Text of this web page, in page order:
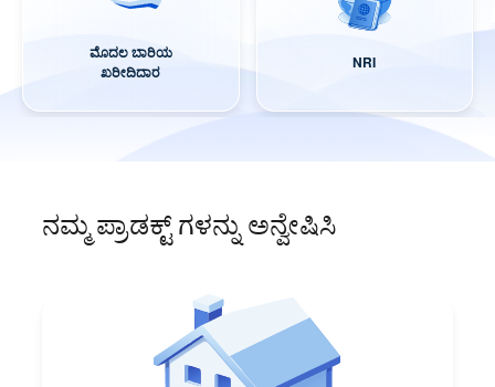
ಮೊದಲ ಬಾರಿಯ
ಖರೀದಿದಾರ
NRI
ನಮ್ಮ ಪ್ರಾಡಕ್ಟ್ ಗಳನ್ನು ಅನ್ವೇಷಿಸಿ